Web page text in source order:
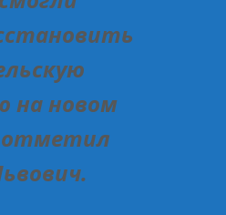
на новом
отметил